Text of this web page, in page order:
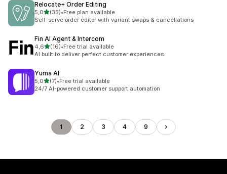
Relocate+ Order Editing
5,05 yıldız üzerinden
(35)
toplam 35 değerlendirme
•Free plan available
Self-serve order editor with variant swaps & cancellations
Fin AI Agent & Intercom
4,65 yıldız üzerinden
(16)
toplam 16 değerlendirme
•Free trial available
AI built to deliver perfect customer experiences.
Yuma AI
5,05 yıldız üzerinden
(7)
toplam 7 değerlendirme
•Free trial available
24/7 AI-powered customer support automation
1 2 3 4 9